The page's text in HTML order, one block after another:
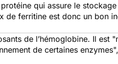
qui assure le
de ferritine est donc un bon
de l’hémoglobine. Il est "
de certaines enzymes